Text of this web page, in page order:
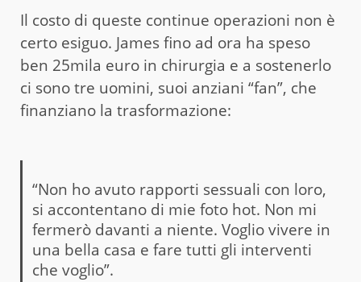
Il costo di queste continue operazioni non è
certo esiguo. James fino ad ora ha speso
ben 25mila euro in chirurgia e a sostenerlo
ci sono tre uomini, suoi anziani “fan”, che
finanziano la trasformazione:
“Non ho avuto rapporti sessuali con loro,
si accontentano di mie foto hot. Non mi
fermerò davanti a niente. Voglio vivere in
una bella casa e fare tutti gli interventi
che voglio”.